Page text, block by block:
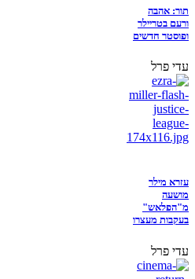
תור: אהבה
ורעם בטריילר
ופוסטר חדשים
עדי פרל
עזרא מילר
מושעה
מ"הפלאש"
בעקבות מעצרו
עדי פרל